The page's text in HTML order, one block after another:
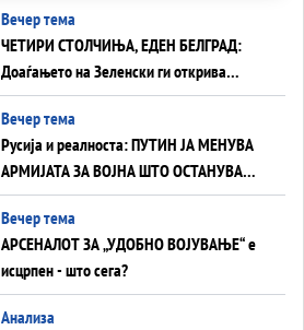
Вечер тема
ЧЕТИРИ СТОЛЧИЊА, ЕДЕН БЕЛГРАД:
Доаѓањето на Зеленски ги открива
тајните на политиката на балансирање
на Вучиќ
Вечер тема
Русија и реалноста: ПУТИН ЈА МЕНУВА
АРМИЈАТА ЗА ВОЈНА ШТО ОСТАНУВА
БЕЗ ФРОНТ
Вечер тема
АРСЕНАЛОТ ЗА „УДОБНО ВОЈУВАЊЕ“ е
исцрпен - што сега?
Анализа